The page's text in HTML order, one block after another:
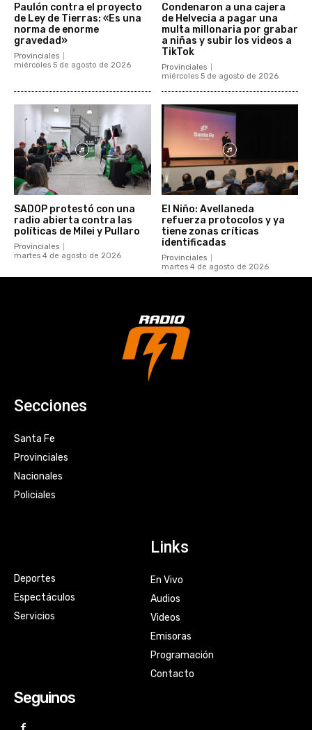
Paulón contra el proyecto
de Ley de Tierras: «Es una
norma de enorme
gravedad»
Provinciales
miércoles 5 de agosto de 2026
Condenaron a una cajera
de Helvecia a pagar una
multa millonaria por grabar
a niñas y subir los videos a
TikTok
Provinciales
miércoles 5 de agosto de 2026
SADOP protestó con una
radio abierta contra las
políticas de Milei y Pullaro
Provinciales
martes 4 de agosto de 2026
El Niño: Avellaneda
refuerza protocolos y ya
tiene zonas críticas
identificadas
Provinciales
martes 4 de agosto de 2026
Secciones
Santa Fe
Provinciales
Nacionales
Policiales
Deportes
Espectáculos
Servicios
Links
En Vivo
Audios
Videos
Emisoras
Programación
Contacto
Seguinos